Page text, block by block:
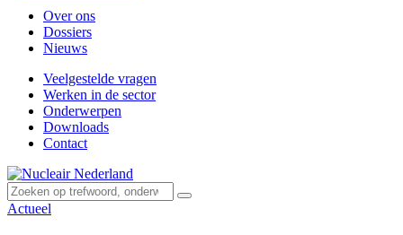
Over ons
Dossiers
Nieuws
Veelgestelde vragen
Werken in de sector
Onderwerpen
Downloads
Contact
Actueel